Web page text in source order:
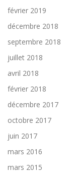
février 2019
décembre 2018
septembre 2018
juillet 2018
avril 2018
février 2018
décembre 2017
octobre 2017
juin 2017
mars 2016
mars 2015